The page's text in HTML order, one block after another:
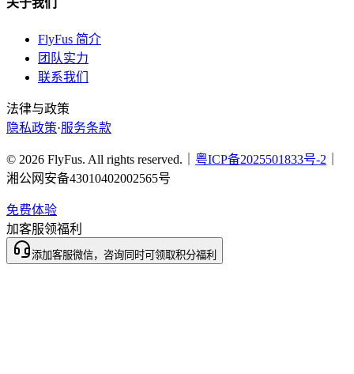
关于我们
FlyFus 简介
团队实力
联系我们
法律与政策
隐私政策·服务条款
© 2026 FlyFus. All rights reserved.｜ 粤ICP备2025501833号-2
湘公网安备43010402002565号
免费体验
加客服领福利
添加客服微信，咨询同时可领取积分福利